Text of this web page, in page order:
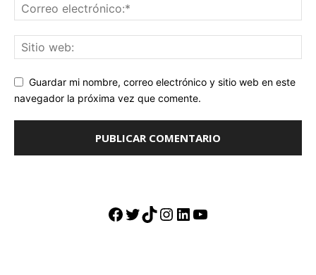
Guardar mi nombre, correo electrónico y sitio web en este
navegador la próxima vez que comente.
Facebook
Twitter
TikTok
Instagram
LinkedIn
YouTube